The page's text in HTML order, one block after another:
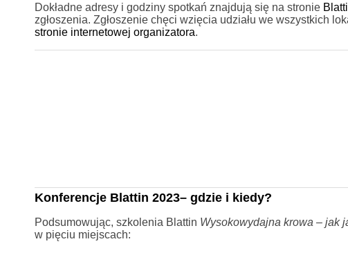
Dokładne adresy i godziny spotkań znajdują się na stronie
zgłoszenia. Zgłoszenie chęci wzięcia udziału we wszystkich
stronie internetowej organizatora.
Konferencje Blattin 2023– gdzie i kiedy?
Podsumowując, szkolenia Blattin Wysokowydajna krowa – jak
w pięciu miejscach: